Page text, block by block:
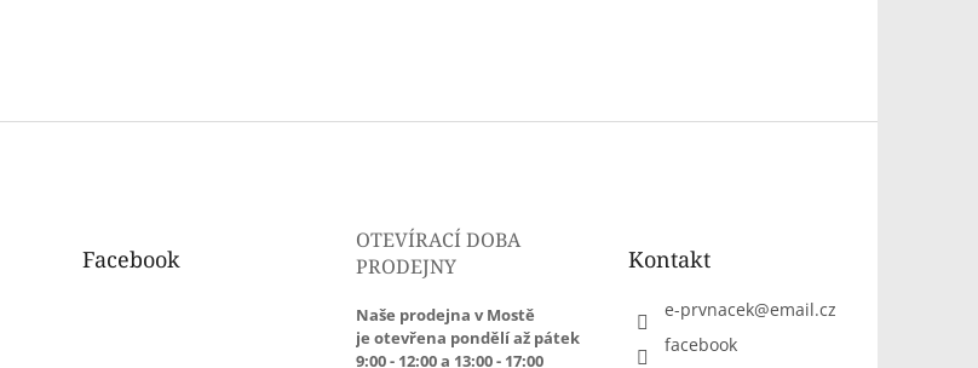
Facebook
OTEVÍRACÍ DOBA
PRODEJNY
Naše prodejna v Mostě
je otevřena pondělí až pátek
9:00 - 12:00 a 13:00 - 17:00
Kontakt
e-prvnacek@email.cz
facebook